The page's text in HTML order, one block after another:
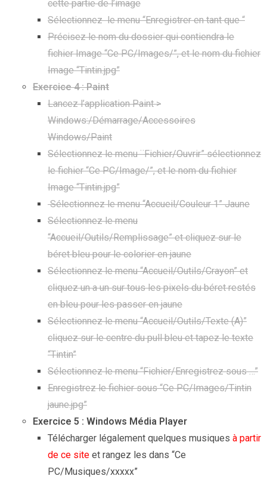
cette partie de l’image
Sélectionnez le menu “Enregistrer en tant que “
Précisez le nom du dossier qui contiendra le
fichier Image “Ce PC/Images/”, et le nom du fichier
Image “Tintin.jpg”
Exercice 4 : Paint
Lancez l’application Paint >
Windows:/Démarrage/Accessoires
Windows/Paint
Sélectionnez le menu ¨Fichier/Ouvrir” sélectionnez
le fichier “Ce PC/Image/”, et le nom du fichier
Image “Tintin.jpg”
Sélectionnez le menu “Accueil/Couleur 1” Jaune
Sélectionnez le menu
“Accueil/Outils/Remplissage” et cliquez sur le
béret bleu pour le colorier en jaune
Sélectionnez le menu “Accueil/Outils/Crayon” et
cliquez un a un sur tous les pixels du béret restés
en bleu pour les passer en jaune
Sélectionnez le menu “Accueil/Outils/Texte (A)”
cliquez sur le centre du pull bleu et tapez le texte
“Tintin”
Sélectionnez le menu “Fichier/Enregistrez sous …”
Enregistrez le fichier sous “Ce PC/Images/Tintin
jaune.jpg”
Exercice 5 : Windows Média Player
Télécharger légalement quelques musiques à partir
de ce site et rangez les dans “Ce
PC/Musiques/xxxxx”